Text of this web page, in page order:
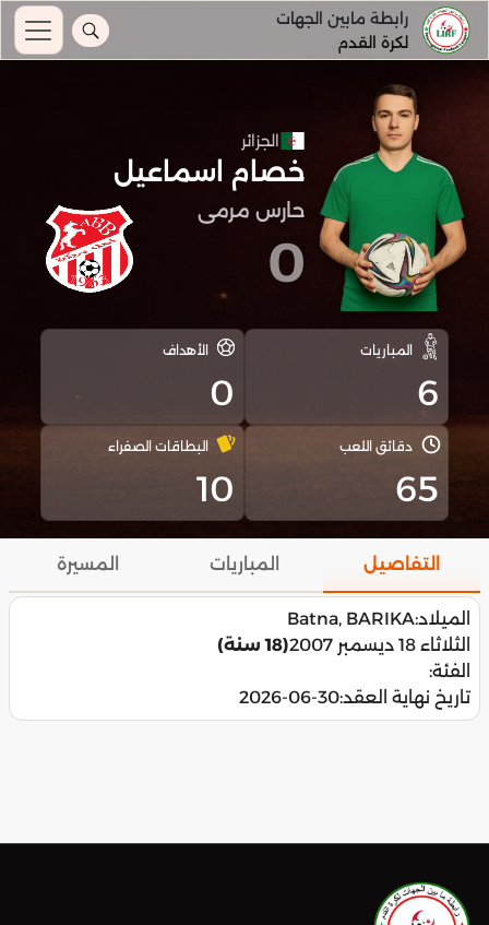
رابطة مابين الجهات
لكرة القدم
الجزائر
خصام اسماعيل
حارس مرمى
0
المباريات
6
الأهداف
0
دقائق اللعب
65
البطاقات الصفراء
10
التفاصيل المباريات المسيرة
الميلاد:Batna, BARIKA
الثلاثاء 18 ديسمبر 2007
(18 سنة)
الفئة:
تاريخ نهاية العقد:2026-06-30